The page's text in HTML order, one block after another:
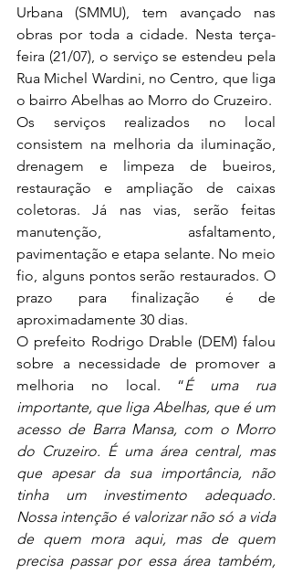
Urbana (SMMU), tem avançado nas
obras por toda a cidade. Nesta terça-
feira (21/07), o serviço se estendeu pela
Rua Michel Wardini, no Centro, que liga
o bairro Abelhas ao Morro do Cruzeiro.
Os serviços realizados no local
consistem na melhoria da iluminação,
drenagem e limpeza de bueiros,
restauração e ampliação de caixas
coletoras. Já nas vias, serão feitas
manutenção, asfaltamento,
pavimentação e etapa selante. No meio
fio, alguns pontos serão restaurados. O
prazo para finalização é de
aproximadamente 30 dias.
O prefeito Rodrigo Drable (DEM) falou
sobre a necessidade de promover a
melhoria no local. “É uma rua
importante, que liga Abelhas, que é um
acesso de Barra Mansa, com o Morro
do Cruzeiro. É uma área central, mas
que apesar da sua importância, não
tinha um investimento adequado.
Nossa intenção é valorizar não só a vida
de quem mora aqui, mas de quem
precisa passar por essa área também,